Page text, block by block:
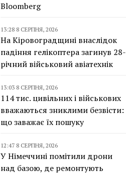
Bloomberg
13:28 8 СЕРПНЯ, 2026
На Кіровоградщині внаслідок
падіння гелікоптера загинув 28-
річний військовий авіатехнік
13:03 8 СЕРПНЯ, 2026
114 тис. цивільних і військових
вважаються зниклими безвісти:
що заважає їх пошуку
12:47 8 СЕРПНЯ, 2026
У Німеччині помітили дрони
над базою, де ремонтують